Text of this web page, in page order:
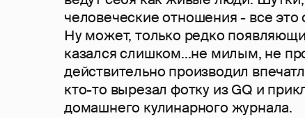
человеческие отношения - все это
Ну может, только редко
казался слишком...не милым, не
действительно производил
кто-то вырезал фотку из GQ и
домашнего кулинарного журнала.